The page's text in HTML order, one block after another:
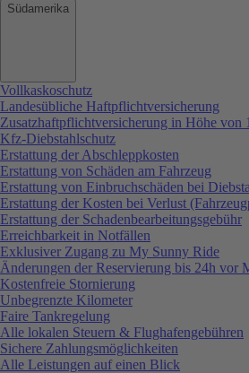
Südamerika
Vollkaskoschutz
Landesübliche Haftpflichtversicherung
Zusatzhaftpflichtversicherung in Höhe von
Kfz-Diebstahlschutz
Erstattung der Abschleppkosten
Erstattung von Schäden am Fahrzeug
Erstattung von Einbruchschäden bei
Erstattung der Kosten bei Verlust
Erstattung der Schadenbearbeitungsgebühr
Erreichbarkeit in Notfällen
Exklusiver Zugang zu My Sunny Ride
Änderungen der Reservierung bis 24h vor
Kostenfreie Stornierung
Unbegrenzte Kilometer
Faire Tankregelung
Alle lokalen Steuern & Flughafengebühren
Sichere Zahlungsmöglichkeiten
Alle Leistungen auf einen Blick